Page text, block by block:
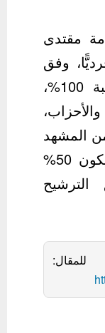
مقتدى
وفق
نظام الدوائر المتعددة، بنسبة 100%،
المشهد
السياسي، لكنها أقرّت بأن يكون 50%